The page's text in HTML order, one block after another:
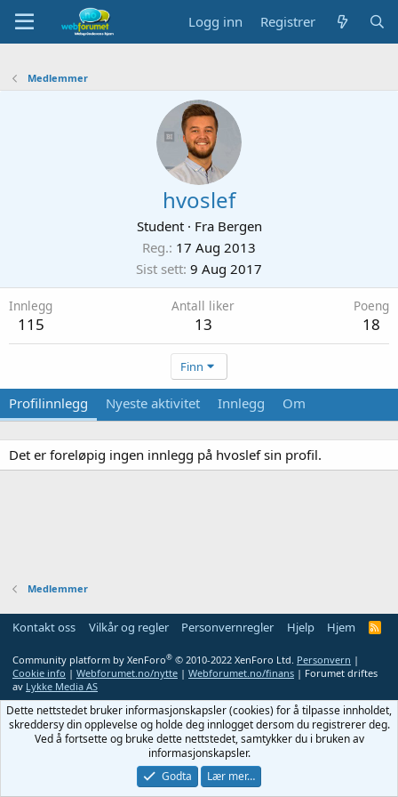
Logg inn Registrer
Medlemmer
hvoslef
Student · Fra Bergen
Reg. 17 Aug 2013
Sist sett 9 Aug 2017
Innlegg
115
Antall liker
13
Poeng
18
Finn
Profilinnlegg Nyeste aktivitet Innlegg Om
Det er foreløpig ingen innlegg på hvoslef sin profil.
Medlemmer
Kontakt oss Vilkår og regler Personvernregler Hjelp Hjem
R
Community platform by XenForo® © 2010-2022 XenForo Ltd. Personvern |
Cookie info | Webforumet.no/nytte | Webforumet.no/finans | Forumet driftes
av Lykke Media AS
Dette nettstedet bruker informasjonskapsler (cookies) for å tilpasse innholdet,
skreddersy din opplevelse og holde deg innlogget dersom du registrerer deg.
Ved å fortsette og bruke dette nettstedet, samtykker du i bruken av
informasjonskapsler.
Godta
Lær mer…